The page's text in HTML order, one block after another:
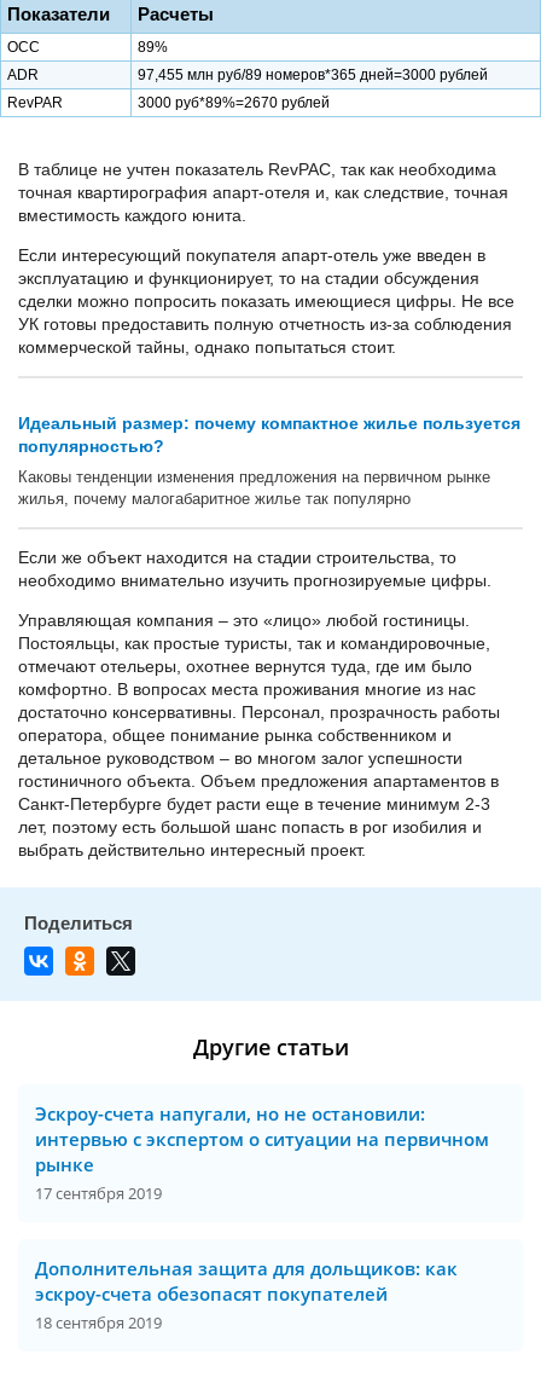
Показатели Расчеты
ОСС
89%
ADR
97,455 млн руб/89 номеров*365 дней=3000 рублей
RevPAR
3000 руб*89%=2670 рублей
В таблице не учтен показатель RevPAC, так как необходима
точная квартирография апарт-отеля и, как следствие, точная
вместимость каждого юнита.
Если интересующий покупателя апарт-отель уже введен в
эксплуатацию и функционирует, то на стадии обсуждения
сделки можно попросить показать имеющиеся цифры. Не все
УК готовы предоставить полную отчетность из-за соблюдения
коммерческой тайны, однако попытаться стоит.
Идеальный размер: почему компактное жилье пользуется
популярностью?
Каковы тенденции изменения предложения на первичном рынке
жилья, почему малогабаритное жилье так популярно
Если же объект находится на стадии строительства, то
необходимо внимательно изучить прогнозируемые цифры.
Управляющая компания – это «лицо» любой гостиницы.
Постояльцы, как простые туристы, так и командировочные,
отмечают отельеры, охотнее вернутся туда, где им было
комфортно. В вопросах места проживания многие из нас
достаточно консервативны. Персонал, прозрачность работы
оператора, общее понимание рынка собственником и
детальное руководством – во многом залог успешности
гостиничного объекта. Объем предложения апартаментов в
Санкт-Петербурге будет расти еще в течение минимум 2-3
лет, поэтому есть большой шанс попасть в рог изобилия и
выбрать действительно интересный проект.
Другие статьи
Эскроу-счета напугали, но не остановили:
интервью с экспертом о ситуации на первичном
рынке
17 сентября 2019
Дополнительная защита для дольщиков: как
эскроу-счета обезопасят покупателей
18 сентября 2019